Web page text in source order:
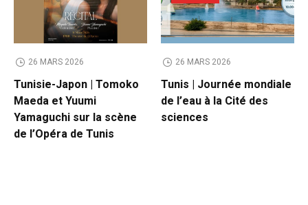
26 MARS 2026
Tunisie-Japon | Tomoko
Maeda et Yuumi
Yamaguchi sur la scène
de l’Opéra de Tunis
26 MARS 2026
Tunis | Journée mondiale
de l’eau à la Cité des
sciences